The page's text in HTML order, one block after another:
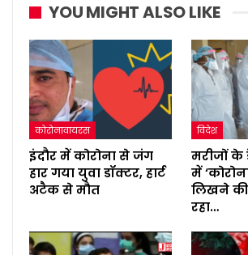
YOU MIGHT ALSO LIKE
कोरोनावायरस
इंदौर में कोरोना से जंग
हार गया युवा डॉक्टर, हार्ट
अटैक से मौत
विदेश
मरीजों के
में
लिखने
रहा…